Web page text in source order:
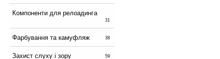
Компоненти для релоадинга
31
Фарбування та камуфляж 38
Захист слуху і зору 59